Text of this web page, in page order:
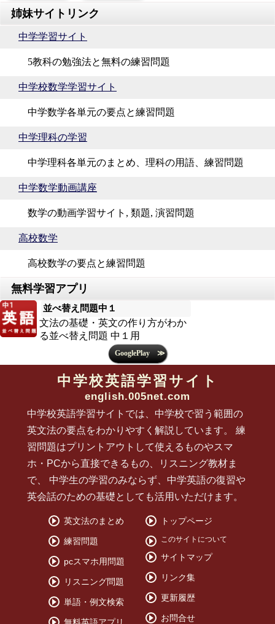
中学学習サイト
5教科の勉強法と無料の練習問題
中学校数学学習サイト
中学数学各単元の要点と練習問題
中学理科の学習
中学理科各単元のまとめ、理科の用語、練習問題
中学数学動画講座
数学の動画学習サイト, 類題, 演習問題
高校数学
高校数学の要点と練習問題
並べ替え問題中１
文法の基礎・英文の作り方がわか
る並べ替え問題 中１用
中学校英語学習サイト
english.005net.com
中学校英語学習サイトでは、中学校で習う範囲の
英文法の要点をわかりやすく解説しています。 練
習問題はプリントアウトして使えるものやスマ
ホ・PCから直接できるもの、リスニング教材ま
で、 中学生の学習のみならず、中学英語の復習や
英会話のための基礎としても活用いただけます。
英文法のまとめ
練習問題
pcスマホ用問題
リスニング問題
単語・例文検索
トップページ
このサイトについて
サイトマップ
リンク集
更新履歴
お問合せ